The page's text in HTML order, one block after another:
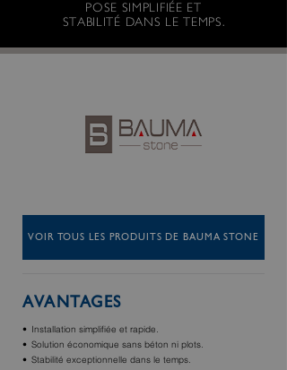
POSE SIMPLIFIÉE ET
STABILITÉ DANS LE TEMPS.
VOIR TOUS LES PRODUITS DE BAUMA STONE
AVANTAGES
Installation simplifiée et rapide.
Solution économique sans béton ni plots.
Stabilité exceptionnelle dans le temps.